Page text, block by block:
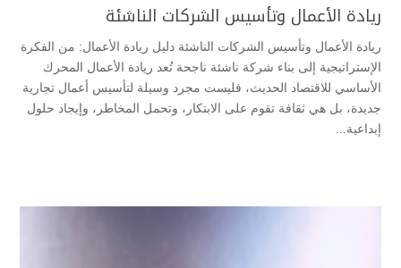
ريادة الأعمال وتأسيس الشركات الناشئة
ريادة الأعمال وتأسيس الشركات الناشئة دليل ريادة الأعمال: من الفكرة
الإستراتيجية إلى بناء شركة ناشئة ناجحة ​تُعد ريادة الأعمال المحرك
الأساسي للاقتصاد الحديث، فليست مجرد وسيلة لتأسيس أعمال تجارية
جديدة، بل هي ثقافة تقوم على الابتكار، وتحمل المخاطر، وإيجاد حلول
إبداعية...